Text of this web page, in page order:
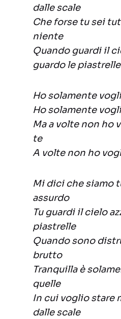
dalle scale
Che forse tu sei
niente
Quando guardi il
guardo le piastrelle
Ho solamente
Ho solamente
Ma a volte non ho
te
A volte non ho
Mi dici che siamo
assurdo
Tu guardi il cielo
piastrelle
Quando sono
brutto
Tranquilla è
quelle
In cui voglio stare
dalle scale